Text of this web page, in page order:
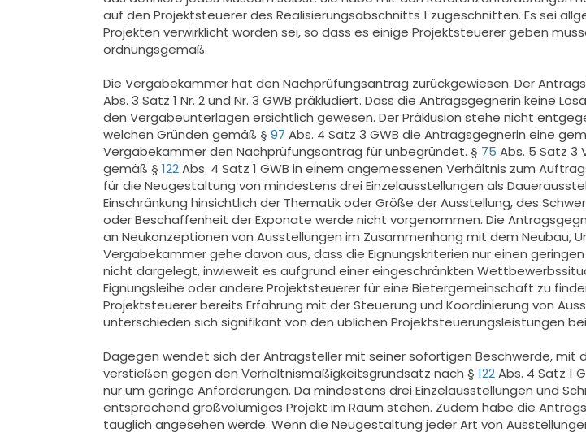
auf den Projektsteuerer des Realisierungsabschnitts 1 zugeschnitten. Es sei
Projekten verwirklicht worden sei, so dass es einige Projektsteuerer geben
ordnungsgemäß.
Die Vergabekammer hat den Nachprüfungsantrag zurückgewiesen. Der
Abs. 3 Satz 1 Nr. 2 und Nr. 3 GWB präkludiert. Dass die Antragsgegnerin keine
den Vergabeunterlagen ersichtlich gewesen. Der Präklusion stehe nicht
welchen Gründen gemäß § 97 Abs. 4 Satz 3 GWB die Antragsgegnerin eine
Vergabekammer den Nachprüfungsantrag für unbegründet. § 75 Abs. 5 Satz 3
gemäß § 122Abs. 4 Satz 1 GWB in einem angemessenen Verhältnis zum
für die Neugestaltung von mindestens drei Einzelausstellungen als
Einschränkung hinsichtlich der Thematik oder Größe der Ausstellung, des
oder Beschaffenheit der Exponate werde nicht vorgenommen. Die
an Neukonzeptionen von Ausstellungen im Zusammenhang mit dem Neubau,
Vergabekammer gehe davon aus, dass die Eignungskriterien nur einen
nicht dargelegt, inwieweit es aufgrund einer eingeschränkten
Eignungsleihe oder andere Projektsteuerer für eine Bietergemeinschaft zu
Projektsteuerer bereits Erfahrung mit der Steuerung und Koordinierung von
unterschieden sich signifikant von den üblichen Projektsteuerungsleistungen
Dagegen wendet sich der Antragsteller mit seiner sofortigen Beschwerde, mit
verstießen gegen den Verhältnismäßigkeitsgrundsatz nach § 122Abs. 4 Satz 1
nur um geringe Anforderungen. Da mindestens drei Einzelausstellungen und
entsprechend großvolumiges Projekt im Raum stehen. Zudem habe die
tauglich angesehen werde. Wenn die Neugestaltung jeder Art von